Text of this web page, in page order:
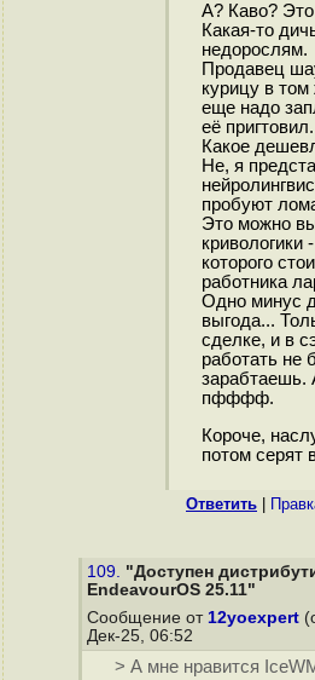
А? Каво?
Какая-то
недорослям.
Продавец
курицу в том
еще надо
её пригтовил.
Какое
Не, я
пробуют
Это можно
кривологики
которого
работника
Одно минус
выгода...
сделке, и в
работать не
зарабтаешь.
пфффф.
Короче,
потом серят
Ответить
109. "Доступен
EndeavourOS 25.11"
Сообщение от 12yoexpert
Дек-25, 06:52
> А мне нравится